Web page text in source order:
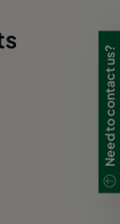
Need to contact us?